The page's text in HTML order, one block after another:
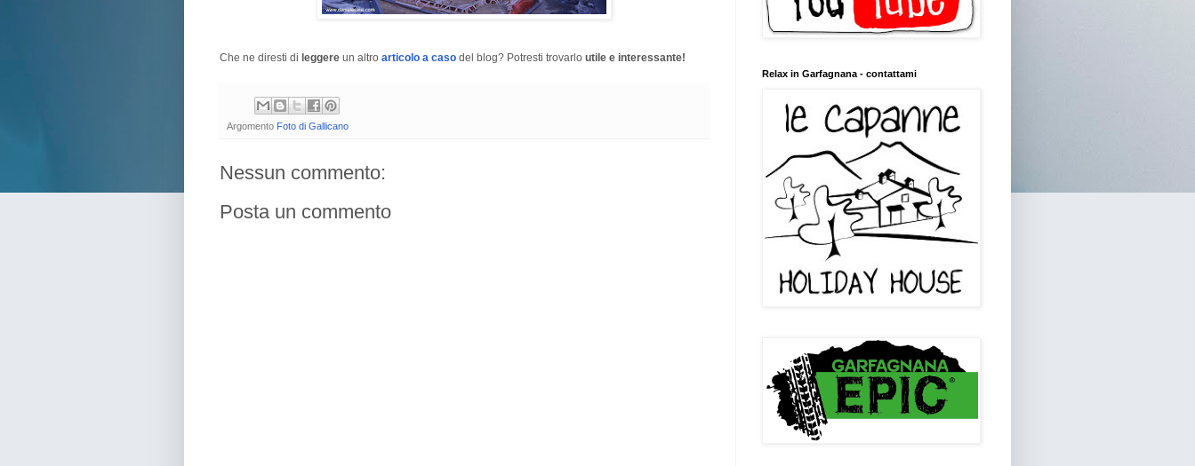
Che ne diresti di leggere un altro articolo a caso del blog? Potresti trovarlo utile e interessante!
Argomento Foto di Gallicano
Nessun commento:
Posta un commento
Relax in Garfagnana - contattami